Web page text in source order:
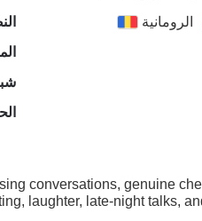
الرومانية
conversations, genuine
laughter, late-night talks,